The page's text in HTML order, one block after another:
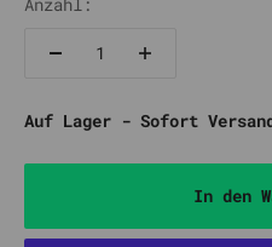
Auf Lager - Sofort
In den